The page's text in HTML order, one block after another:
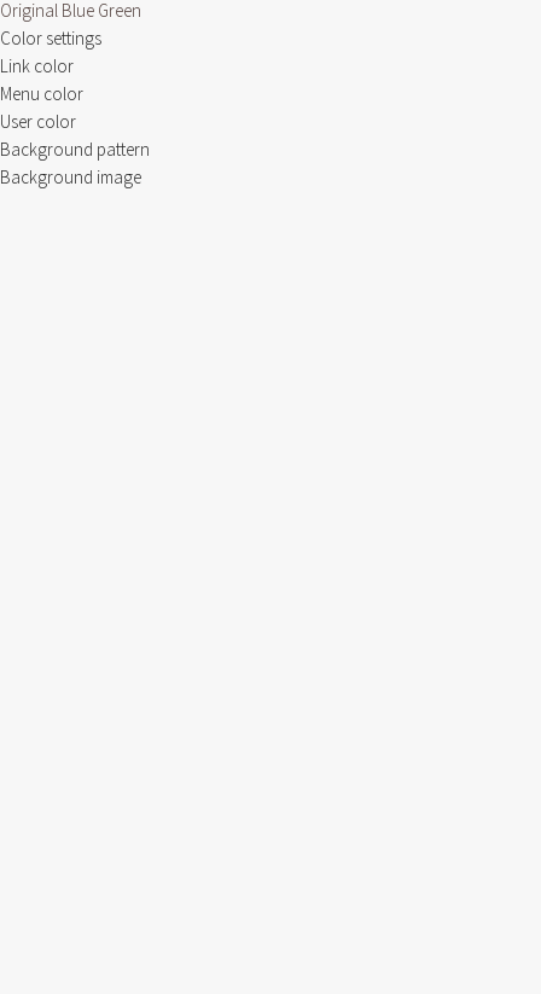
Original Blue Green
Color settings
Link color
Menu color
User color
Background pattern
Background image